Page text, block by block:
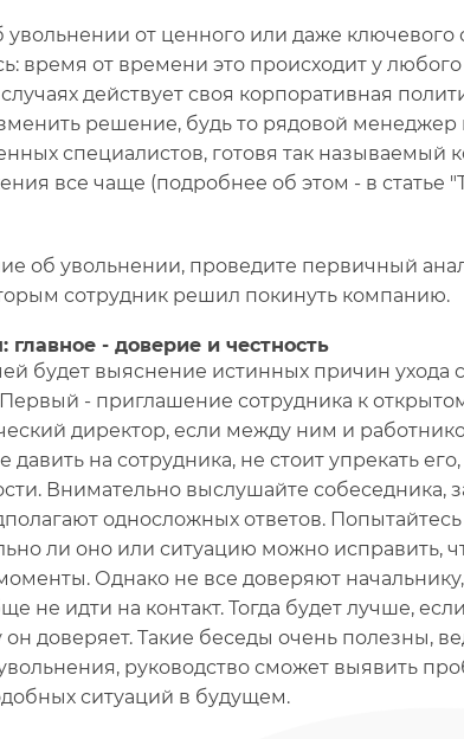
увольнении от ценного или даже ключевого
время от времени это происходит у любого
действует своя корпоративная
решение, будь то рядовой менеджер
специалистов, готовя так называемый
все чаще (подробнее об этом - в статье
об увольнении, проведите первичный
сотрудник решил покинуть компанию.
- доверие и честность
будет выяснение истинных причин ухода
- приглашение сотрудника к
директор, если между ним и
на сотрудника, не стоит упрекать его,
Внимательно выслушайте собеседника,
односложных ответов.
ли оно или ситуацию можно исправить,
Однако не все доверяют
не идти на контакт. Тогда будет лучше,
доверяет. Такие беседы очень полезны,
руководство сможет выявить
ситуаций в будущем.